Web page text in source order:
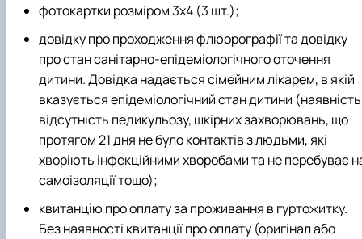
фотокартки розміром 3х4 (3 шт.);
довідку про проходження флюорографії та довідку
про стан санітарно-епідеміологічного оточення
дитини. Довідка надається сімейним лікарем, в якій
вказується епідеміологічний стан дитини
відсутність педикульозу, шкірних захворювань, що
протягом 21 дня не було контактів з людьми, які
хворіють інфекційними хворобами та не перебуває
самоізоляції тощо);
квитанцію про оплату за проживання в гуртожитку.
Без наявності квитанції про оплату (оригінал або